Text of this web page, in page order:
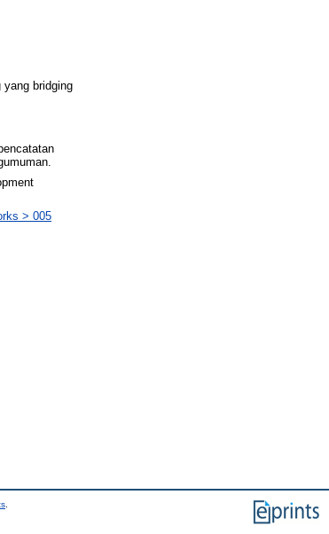
yang bridging
> 005